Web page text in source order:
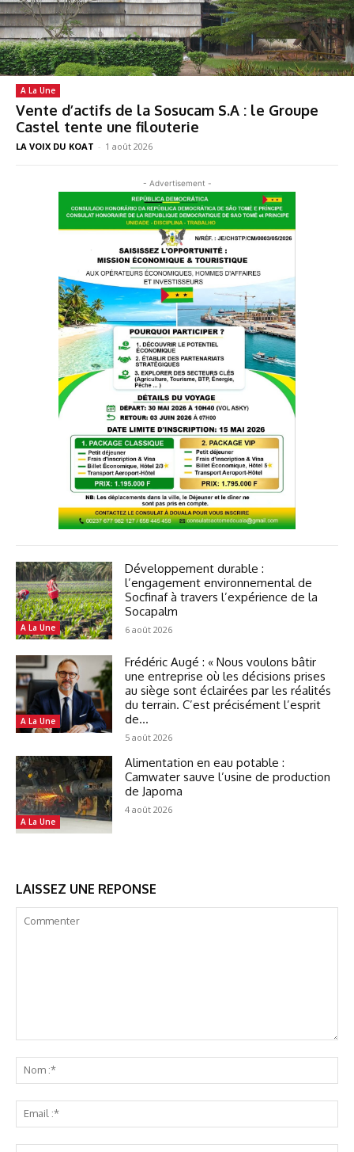
A La Une
Vente d’actifs de la Sosucam S.A : le Groupe
Castel tente une filouterie
LA VOIX DU KOAT - 1 août 2026
- Advertisement -
A La Une
Développement durable :
l’engagement environnemental de
Socfinaf à travers l’expérience de la
Socapalm
6 août 2026
A La Une
Frédéric Augé : « Nous voulons bâtir
une entreprise où les décisions prises
au siège sont éclairées par les réalités
du terrain. C’est précisément l’esprit
de...
5 août 2026
A La Une
Alimentation en eau potable :
Camwater sauve l’usine de production
de Japoma
4 août 2026
LAISSEZ UNE REPONSE
:*
:*